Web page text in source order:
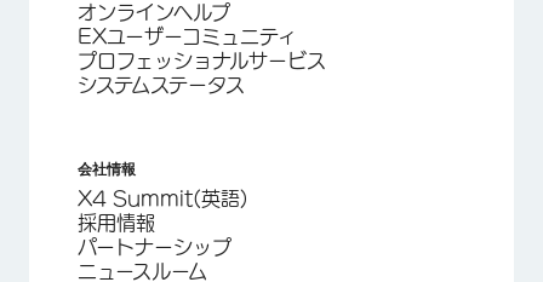
オンラインヘルプ
EXユーザーコミュニティ
プロフェッショナルサービス
システムステータス
会社情報
X4 Summit(英語)
採用情報
パートナーシップ
ニュースルーム